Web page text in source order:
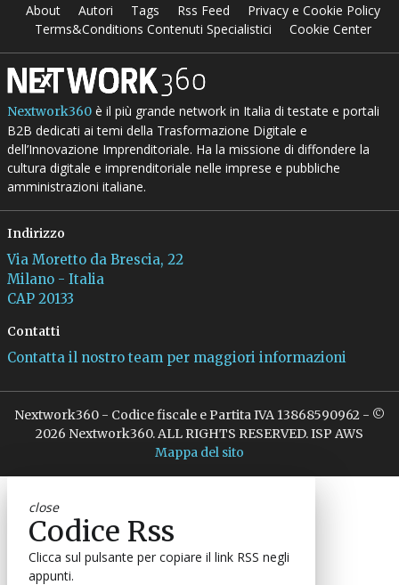
About Autori Tags Rss Feed
Privacy e Cookie Policy
Terms&Conditions Contenuti Specialistici
Cookie Center
Nextwork360è il più grande network in Italia di testate e portali
B2B dedicati ai temi della Trasformazione Digitale e
dell’Innovazione Imprenditoriale. Ha la missione di diffondere la
cultura digitale e imprenditoriale nelle imprese e pubbliche
amministrazioni italiane.
Indirizzo
Via Moretto da Brescia, 22
Milano - Italia
CAP 20133
Contatti
Contatta il nostro team per maggiori informazioni
Nextwork360 - Codice fiscale e Partita IVA 13868590962 - ©
2026 Nextwork360. ALL RIGHTS RESERVED. ISP AWS
Mappa del sito
close
Codice Rss
Clicca sul pulsante per copiare il link RSS negli
appunti.